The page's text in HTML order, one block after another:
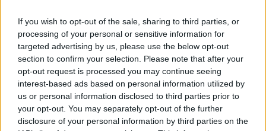
If you wish to opt-out of the sale, sharing to third parties, or
processing of your personal or sensitive information for
targeted advertising by us, please use the below opt-out
section to confirm your selection. Please note that after your
opt-out request is processed you may continue seeing
interest-based ads based on personal information utilized by
us or personal information disclosed to third parties prior to
your opt-out. You may separately opt-out of the further
disclosure of your personal information by third parties on the
cappotto termico, infissi nuovi e impianti efficienti, che garantiscono
ottime prestazioni energetiche e un elevato comfort abitativo.
L’abitazione, luminosa e accogliente, è composta da un ampio
soggiorno con angolo cottura, due camere da letto e un bagno. Gli
spazi sono ben distribuiti e si presentano in ottime condizioni, pronti
per essere abitati da subito, senza alcuna necessità di lavori.
Completa la vendita la cantina. La posizione è centrale e servita, a
pochi passi da negozi, scuole, fermate dei mezzi pubblici e principali
servizi, ma allo stesso tempo in un contesto tranquillo e residenziale.
Ideale per chi cerca una casa moderna, efficiente e subito